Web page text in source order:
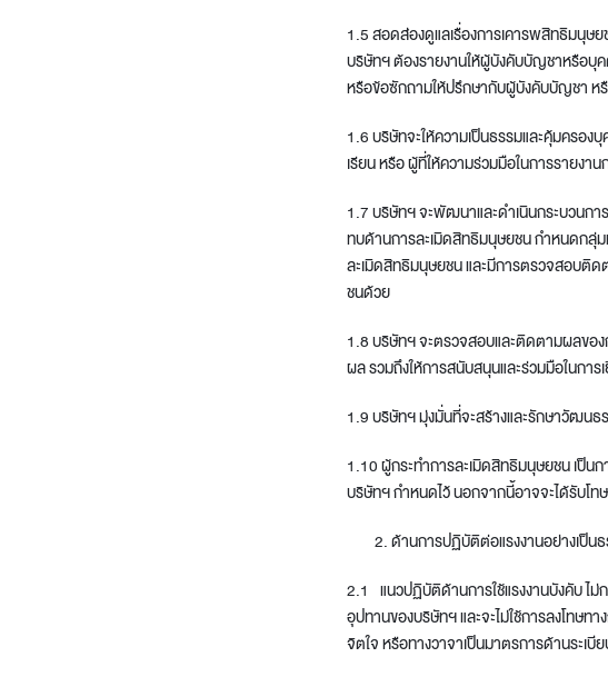
1.5 สอดส่องดูแลเรื่องการเคารพสิทธิมนุษย
บริษัทฯ ต้องรายงานให้ผู้บังคับบัญชาหรือบุ
หรือข้อซักถามให้ปรึกษากับผู้บังคับบัญชา ห
1.6 บริษัทจะให้ความเป็นธรรมและคุ้มครอง
เรียน หรือ ผู้ที่ให้ความร่วมมือในการรายงา
1.7 บริษัทฯ จะพัฒนาและดำเนินกระบวนกา
ทบด้านการละเมิดสิทธิมนุษยชน กำหนดกลุ่
ละเมิดสิทธิมนุษยชน และมีการตรวจสอบติ
ชนด้วย
1.8 บริษัทฯ จะตรวจสอบและติดตามผลขอ
ผล รวมถึงให้การสนับสนุนและร่วมมือในกา
1.9 บริษัทฯ มุ่งมั่นที่จะสร้างและรักษาวัฒ
1.10 ผู้กระทำการละเมิดสิทธิมนุษยชน เป็
บริษัทฯ กำหนดไว้ นอกจากนี้อาจจะได้รับ
ด้านการปฏิบัติต่อแรงงานอย่างเป็
2.1 แนวปฏิบัติด้านการใช้แรงงานบังคับ ไม่
อุปทานของบริษัทฯ และจะไม่ใช้การลงโทษท
จิตใจ หรือทางวาจาเป็นมาตรการด้านระเ